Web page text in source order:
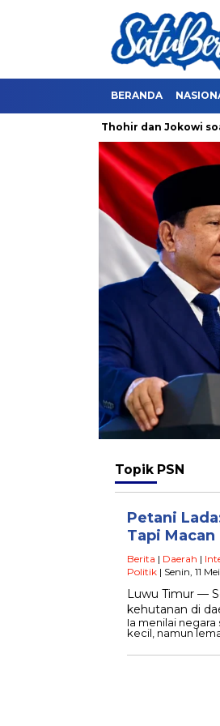
BERANDA
Periksa Erick Thohir dan Jokowi soal
Topik PSN
Petani
Tapi
Berita | Daerah |
Politik | Senin, 11
Luwu Timur —
kehutanan di
Ia menilai
kecil, namun